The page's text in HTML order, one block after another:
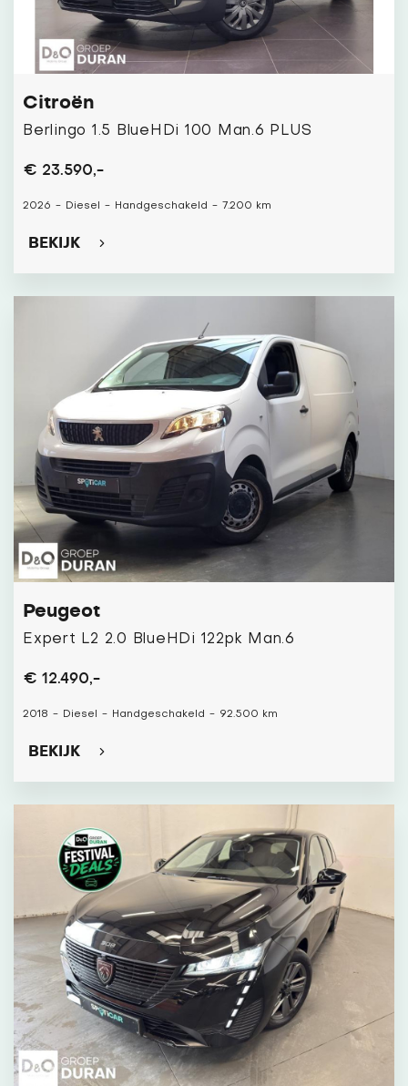
Citroën
Berlingo 1.5 BlueHDi 100 Man.6 PLUS
€ 23.590,-
2026 - Diesel - Handgeschakeld - 7.200 km
BEKIJK
Peugeot
Expert L2 2.0 BlueHDi 122pk Man.6
€ 12.490,-
2018 - Diesel - Handgeschakeld - 92.500 km
BEKIJK